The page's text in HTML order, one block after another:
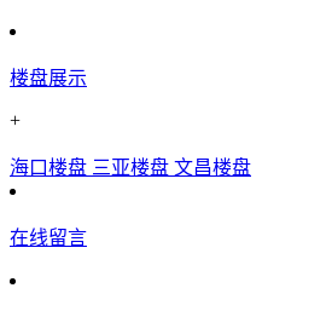
楼盘展示
+
海口楼盘 三亚楼盘 文昌楼盘
在线留言